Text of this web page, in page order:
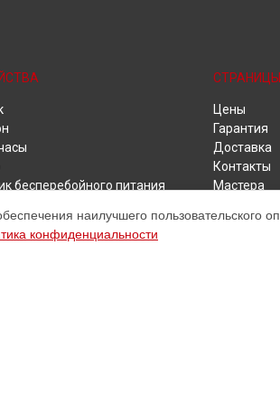
бесперебойного питания
СТРАНИЦЫ
Цены
Гарантия
Доставка
Контакты
Мастера
наилучшего пользовательского
конфиденциальности